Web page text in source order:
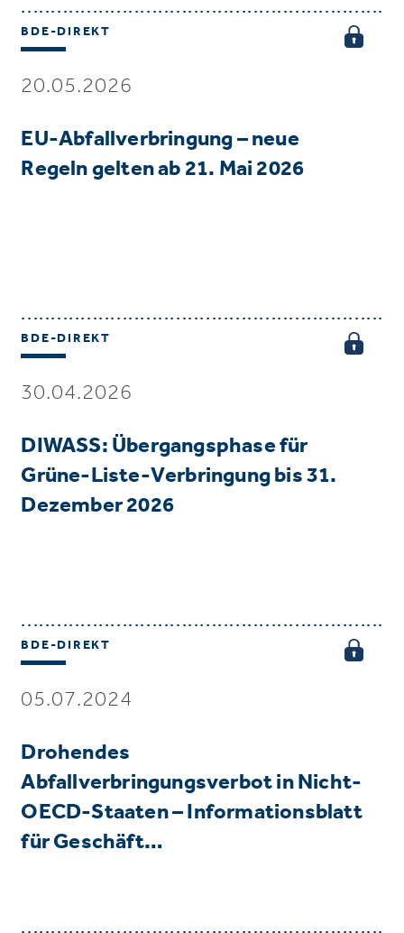
BDE-DIREKT
20.05.2026
EU-Abfallverbringung – neue
Regeln gelten ab 21. Mai 2026
BDE-DIREKT
30.04.2026
DIWASS: Übergangsphase für
Grüne-Liste-Verbringung bis 31.
Dezember 2026
BDE-DIREKT
05.07.2024
Drohendes
Abfallverbringungsverbot in Nicht-
OECD-Staaten – Informationsblatt
für Geschäft…